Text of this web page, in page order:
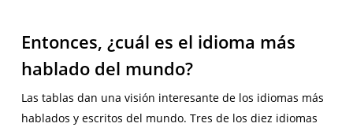
Entonces, ¿cuál es el idioma más
hablado del mundo?
Las tablas dan una visión interesante de los idiomas más
hablados y escritos del mundo. Tres de los diez idiomas